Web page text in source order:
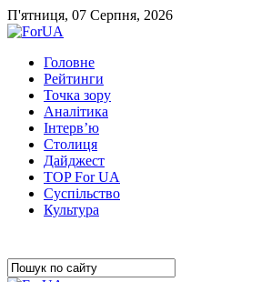
П'ятниця, 07 Серпня, 2026
Головне
Рейтинги
Точка зору
Аналітика
Інтерв’ю
Столиця
Дайджест
TOP For UA
Суспiльство
Культура